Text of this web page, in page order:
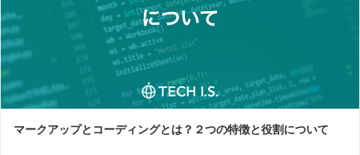
マークアップとコーディングとは？２つの特徴と役割について